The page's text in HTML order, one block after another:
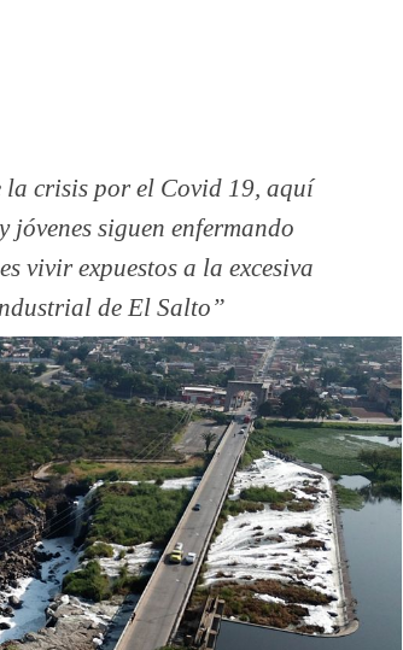
la crisis por el Covid 19, aquí
siguen enfermando
vivir expuestos a la excesiva
de El Salto